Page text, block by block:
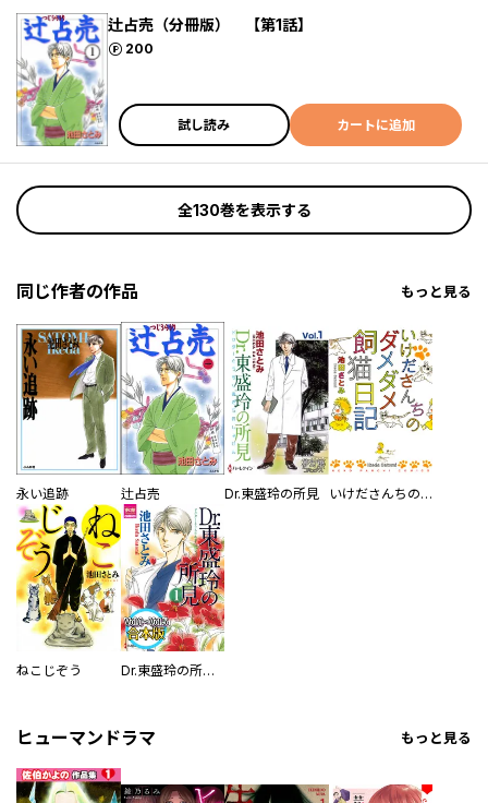
辻占売（分冊版） 【第1話】
200
ポイント
試し読み カートに追加
全130巻を表示する
同じ作者の作品 もっと見る
永い追跡 辻占売 Dr.東盛玲の所見 いけださんちのダメダメ飼猫日記
ねこじぞう Dr.東盛玲の所見 【Vol.1～Vol.5合本版】
ヒューマンドラマ もっと見る